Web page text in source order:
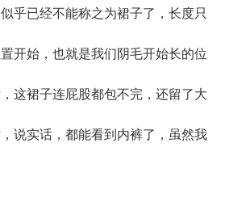
已经不能称之为裙子了，长度只
开始，也就是我们阴毛开始长的位
这裙子连屁股都包不完，还留了大
说实话，都能看到内裤了，虽然我